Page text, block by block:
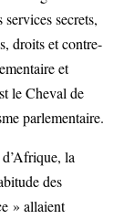
secrets,
droits et contre-
et
le Cheval de
parlementaire.
la
des
» allaient